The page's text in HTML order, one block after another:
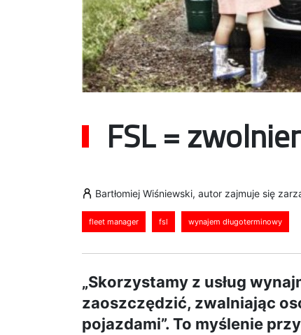
FSL =
Bartłomiej Wiśniewski, autor zajmuje się
fleet manager fsl wynajem długoterminowy
„Skorzystamy z usług
zaoszczędzić, zwalniając
pojazdami”. To myślenie